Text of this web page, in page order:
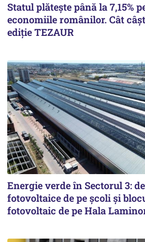
Statul plătește până la 7,15%
economiile românilor. Cât
ediție TEZAUR
Energie verde în Sectorul 3:
fotovoltaice de pe școli și
fotovoltaic de pe Hala